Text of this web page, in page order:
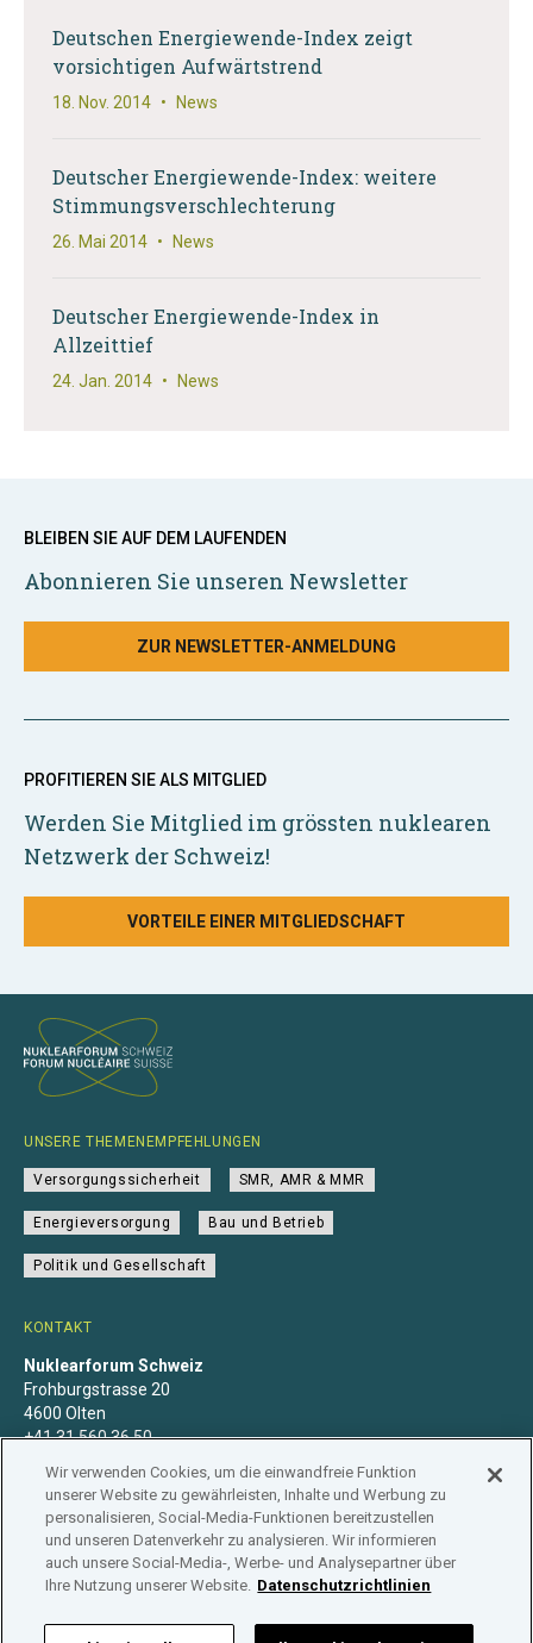
Deutschen Energiewende-Index zeigt
vorsichtigen Aufwärtstrend
18. Nov. 2014 • News
Deutscher Energiewende-Index: weitere
Stimmungsverschlechterung
26. Mai 2014 • News
Deutscher Energiewende-Index in
Allzeittief
24. Jan. 2014 • News
BLEIBEN SIE AUF DEM LAUFENDEN
Abonnieren Sie unseren Newsletter
ZUR NEWSLETTER-ANMELDUNG
PROFITIEREN SIE ALS MITGLIED
Werden Sie Mitglied im grössten nuklearen
Netzwerk der Schweiz!
VORTEILE EINER MITGLIEDSCHAFT
KONTAKT
Nuklearforum Schweiz
Frohburgstrasse 20
4600 Olten
+41 31 560 36 50
UNSERE THEMENEMPFEHLUNGEN
Versorgungssicherheit SMR, AMR & MMR
Energieversorgung Bau und Betrieb
Politik und Gesellschaft
Datenschutzerklärung Impressum Mitgliedschaft
Branchenregister
Wir verwenden Cookies, um die einwandfreie Funktion
unserer Website zu gewährleisten, Inhalte und Werbung zu
personalisieren, Social-Media-Funktionen bereitzustellen
und unseren Datenverkehr zu analysieren. Wir informieren
auch unsere Social-Media-, Werbe- und Analysepartner über
Ihre Nutzung unserer Website. Datenschutzrichtlinien